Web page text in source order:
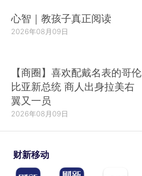
心智｜教孩子真正阅读
2026年08月09日
【商圈】喜欢配戴名表的哥伦
比亚新总统 商人出身拉美右
翼又一员
2026年08月09日
财新移动